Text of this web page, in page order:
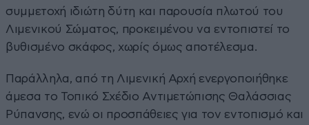
συμμετοχή ιδιώτη δύτη και παρουσία πλωτού του
Λιμενικού Σώματος, προκειμένου να εντοπιστεί το
βυθισμένο σκάφος, χωρίς όμως αποτέλεσμα.
Παράλληλα, από τη Λιμενική Αρχή ενεργοποιήθηκε
άμεσα το Τοπικό Σχέδιο Αντιμετώπισης Θαλάσσιας
Ρύπανσης, ενώ οι προσπάθειες για τον εντοπισμό και